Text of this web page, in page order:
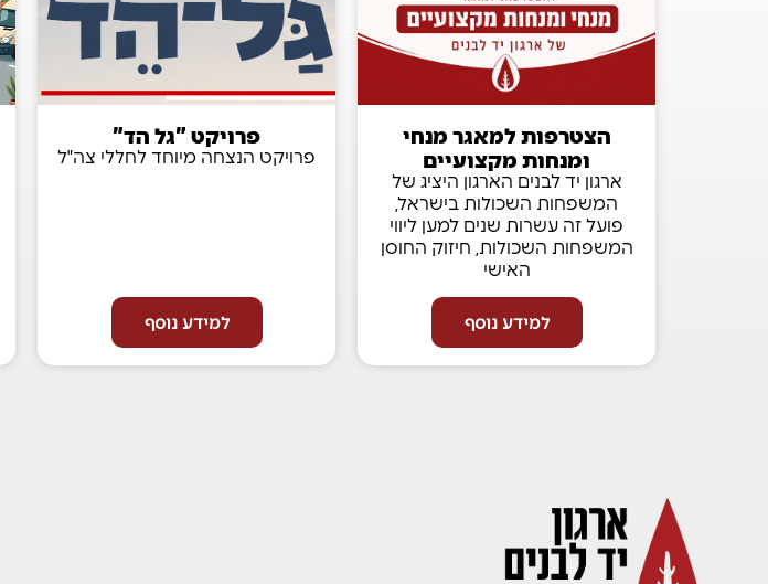
הצטרפות למאגר מנחי
ומנחות מקצועיים
ארגון יד לבנים הארגון היציג של
המשפחות השכולות בישראל,
פועל זה עשרות שנים למען ליווי
המשפחות השכולות, חיזוק החוסן
האישי
למידע נוסף
פרויקט "גל הד"
פרויקט הנצחה מיוחד לחללי צה"ל
למידע נוסף